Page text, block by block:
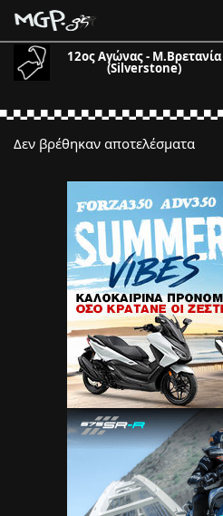
12ος Αγώνας - Μ.Βρετανία
(Silverstone)
Δεν βρέθηκαν αποτελέσματα